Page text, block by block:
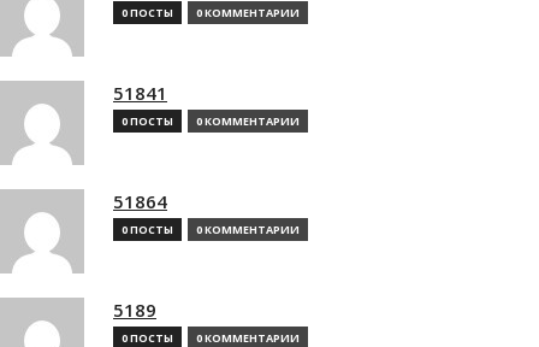
0 ПОСТЫ 0 КОММЕНТАРИИ
51841
0 ПОСТЫ 0 КОММЕНТАРИИ
51864
0 ПОСТЫ 0 КОММЕНТАРИИ
5189
0 ПОСТЫ 0 КОММЕНТАРИИ